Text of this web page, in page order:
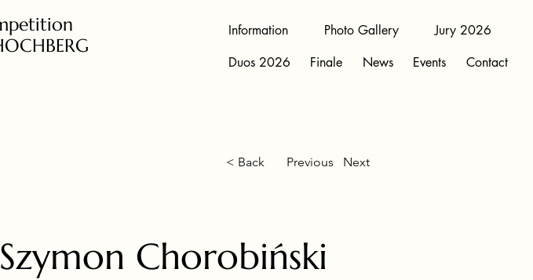
Information Photo Gallery
Jury 2026
Duos 2026
Finale News Events Contact
< Back Previous Next
Chorobiński